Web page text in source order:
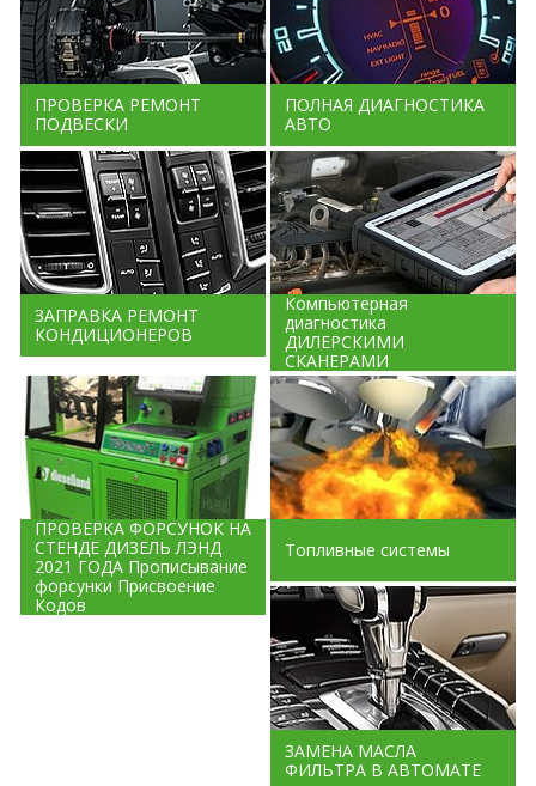
ПРОВЕРКА РЕМОНТ
ПОДВЕСКИ
ПОЛНАЯ ДИАГНОСТИКА
АВТО
ЗАПРАВКА РЕМОНТ
КОНДИЦИОНЕРОВ
Компьютерная
диагностика
ДИЛЕРСКИМИ
СКАНЕРАМИ
ПРОВЕРКА ФОРСУНОК НА
СТЕНДЕ ДИЗЕЛЬ ЛЭНД
2021 ГОДА Прописывание
форсунки Присвоение
Кодов
Топливные системы
ЗАМЕНА МАСЛА
ФИЛЬТРА В АВТОМАТЕ